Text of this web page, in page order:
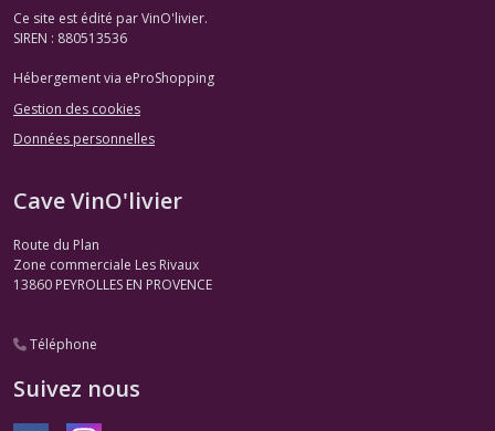
Ce site est édité par VinO'livier.
SIREN : 880513536
Hébergement via eProShopping
Gestion des cookies
Données personnelles
Cave VinO'livier
Route du Plan
Zone commerciale Les Rivaux
13860 PEYROLLES EN PROVENCE
Téléphone
Suivez nous